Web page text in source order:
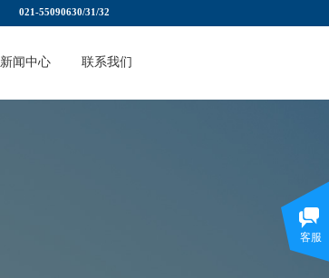
021-55090630/31/32
新闻中心 联系我们
客服